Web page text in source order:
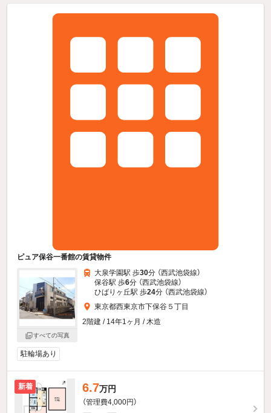
ピュア保谷一番館の賃貸物件
すべての写真
大泉学園駅 歩30分 （西武池袋線）
保谷駅 歩6分 （西武池袋線）
ひばりヶ丘駅 歩24分 （西武池袋線）
東京都西東京市下保谷５丁目
2階建 / 14年1ヶ月 / 木造
駐輪場あり
新着 6.7万円
（管理費4,000円）